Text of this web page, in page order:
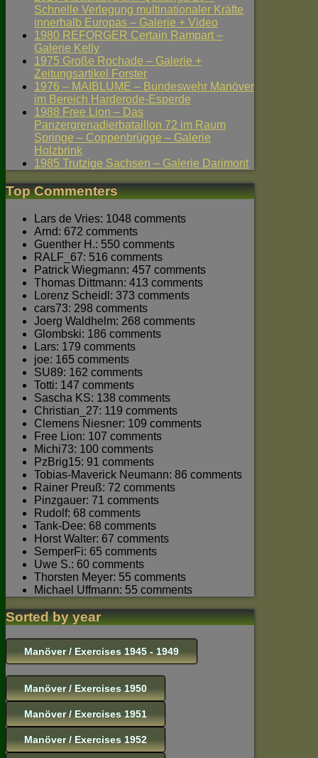
Schnelle Verlegung multinationaler Kräfte
innerhalb Europas – Galerie + Video
1980 REFORGER Certain Rampart –
Galerie Kelly
1975 Große Rochade – Galerie +
Zeitungsartikel Forster
1976 – MAIBLUME – Bundeswehr Manöver
im Bereich Harderode-Esperde
1988 Free Lion – Das
Panzergrenadierbataillon 72 im Raum
Springe – Coppenbrügge – Galerie
Holzbrink
1985 Trutzige Sachsen – Galerie Darimont
Top Commenters
Lars de Vries: 1048 comments
Arnd: 672 comments
Guenther H.: 550 comments
RALF_67: 516 comments
Patrick Wiegmann: 457 comments
Thomas Dittmann: 413 comments
Lorenz Scheidl: 373 comments
cars73: 298 comments
Joerg Waldhelm: 268 comments
Glombski: 186 comments
Lars: 179 comments
joe: 165 comments
SU89: 162 comments
Totti: 147 comments
Sascha KS: 138 comments
Christian_27: 119 comments
Clemens Niesner: 109 comments
Free Lion: 107 comments
Michi73: 100 comments
PzBrig15: 91 comments
Tobias-Maverick Neumann: 86 comments
Rainer Preuß: 72 comments
Pinzgauer: 71 comments
Rudolf: 68 comments
Tank-Dee: 68 comments
Horst Walter: 67 comments
SemperFi: 65 comments
Uwe S.: 60 comments
Thorsten Meyer: 55 comments
Michael Uffmann: 55 comments
Sorted by year
Manöver / Exercises 1945 - 1949
Manöver / Exercises 1950
Manöver / Exercises 1951
Manöver / Exercises 1952